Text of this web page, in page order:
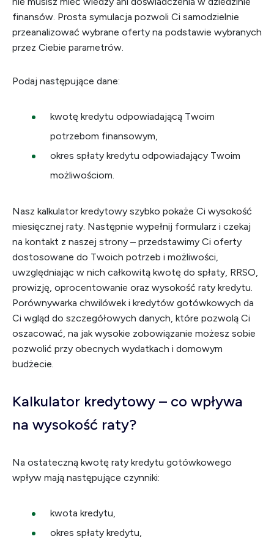
finansów. Prosta symulacja pozwoli Ci samodzielnie
przeanalizować wybrane oferty na podstawie wybranych
przez Ciebie parametrów.
Podaj następujące dane:
kwotę kredytu odpowiadającą Twoim
potrzebom finansowym,
okres spłaty kredytu odpowiadający Twoim
możliwościom.
Nasz kalkulator kredytowy szybko pokaże Ci wysokość
miesięcznej raty. Następnie wypełnij formularz i czekaj
na kontakt z naszej strony – przedstawimy Ci oferty
dostosowane do Twoich potrzeb i możliwości,
uwzględniając w nich całkowitą kwotę do spłaty, RRSO,
prowizję, oprocentowanie oraz wysokość raty kredytu.
Porównywarka chwilówek i kredytów gotówkowych da
Ci wgląd do szczegółowych danych, które pozwolą Ci
oszacować, na jak wysokie zobowiązanie możesz sobie
pozwolić przy obecnych wydatkach i domowym
budżecie.
Kalkulator kredytowy – co wpływa
na wysokość raty?
Na ostateczną kwotę raty kredytu gotówkowego
wpływ mają następujące czynniki:
kwota kredytu,
okres spłaty kredytu,